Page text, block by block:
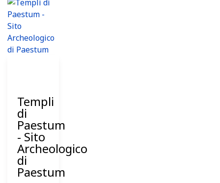
Templi
di
Paestum
- Sito
Archeologico
di
Paestum